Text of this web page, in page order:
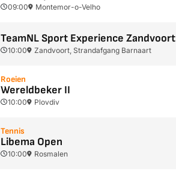
09:00 Montemor-o-Velho
TeamNL Sport Experience Zandvoort
10:00 Zandvoort, Strandafgang Barnaart
Roeien
Wereldbeker II
10:00 Plovdiv
Tennis
Libema Open
10:00 Rosmalen